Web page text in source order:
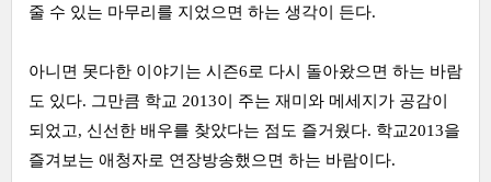
줄 수 있는 마무리를 지었으면 하는 생각이 든다.
아니면 못다한 이야기는 시즌6로 다시 돌아왔으면 하는 바람
도 있다. 그만큼 학교 2013이 주는 재미와 메세지가 공감이
되었고, 신선한 배우를 찾았다는 점도 즐거웠다. 학교2013을
즐겨보는 애청자로 연장방송했으면 하는 바람이다.